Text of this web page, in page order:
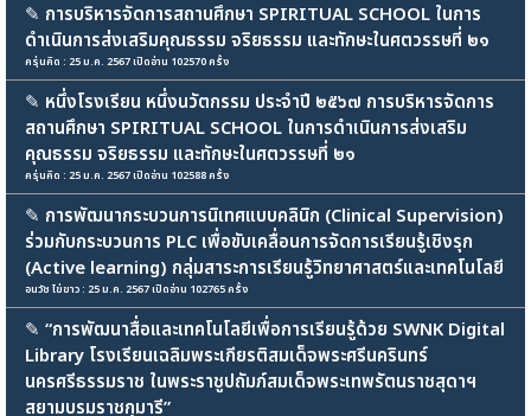
✎ การบริหารจัดการสถานศึกษา SPIRITUAL SCHOOL ในการ
ดำเนินการส่งเสริมคุณธรรม จริยธรรม และทักษะในศตวรรษที่ ๒๑
ครุ่นคิด : 25 ม.ค. 2567 เปิดอ่าน 102570 ครั้ง
✎ หนึ่งโรงเรียน หนึ่งนวัตกรรม ประจำปี ๒๕๖๗ การบริหารจัดการ
สถานศึกษา SPIRITUAL SCHOOL ในการดำเนินการส่งเสริม
คุณธรรม จริยธรรม และทักษะในศตวรรษที่ ๒๑
ครุ่นคิด : 25 ม.ค. 2567 เปิดอ่าน 102588 ครั้ง
✎ การพัฒนากระบวนการนิเทศแบบคลินิก (Clinical Supervision)
ร่วมกับกระบวนการ PLC เพื่อขับเคลื่อนการจัดการเรียนรู้เชิงรุก
(Active learning) กลุ่มสาระการเรียนรู้วิทยาศาสตร์และเทคโนโลยี
อนวัช ไข่ขาว : 25 ม.ค. 2567 เปิดอ่าน 102765 ครั้ง
✎ “การพัฒนาสื่อและเทคโนโลยีเพื่อการเรียนรู้ด้วย SWNK Digital
Library โรงเรียนเฉลิมพระเกียรติสมเด็จพระศรีนครินทร์
นครศรีธรรมราช ในพระราชูปถัมภ์สมเด็จพระเทพรัตนราชสุดาฯ
สยามบรมราชกุมารี”